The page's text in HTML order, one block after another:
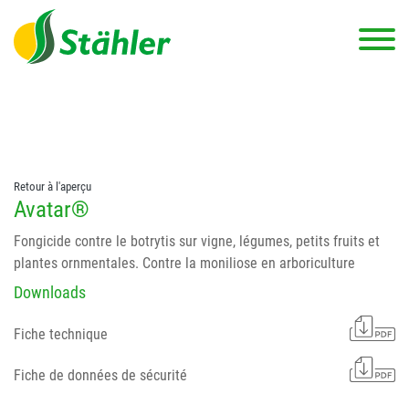
string(78) "Test 12 {FONT:12} // Dosierungen: test 123 dfasdf
asdfW134 245 34" string(62) "Test 12 {FONT:12} Dosierungen: test
123 dfasdf asdfW134 245 34"
Retour à l'aperçu
Avatar®
Fongicide contre le botrytis sur vigne, légumes, petits fruits et
plantes ornmentales. Contre la moniliose en arboriculture
Downloads
Fiche technique
Fiche de données de sécurité